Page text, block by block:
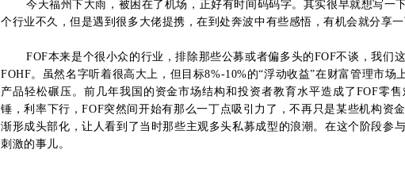
今天福州下大雨，被困在了机场，正好有时间码码字。 其实很早就想写一
个行业不久，但是遇到很多大佬提携，在到处奔波中有些感悟，有机会就分享一
FOF本来是个很小众的行业，排除那些公募或者偏多头的FOF不谈，我们
FOHF。 虽然名字听着很高大上，但目标8%-10%的“浮动收益”在财富管理市场
产品轻松碾压。 前几年我国的资金市场结构和投资者教育水平造成了FOF零售
锤，利率下行，FOF突然间开始有那么一丁点吸引力了，不再只是某些机构资
渐形成头部化，让人看到了当时那些主观多头私募成型的浪潮。 在这个阶段参
刺激的事儿。